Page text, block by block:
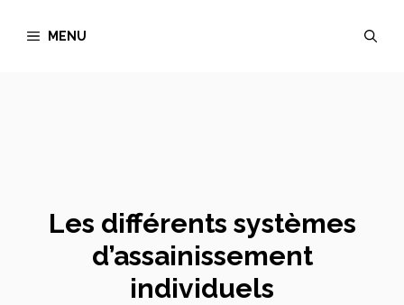
MENU
Les différents systèmes
d’assainissement
individuels